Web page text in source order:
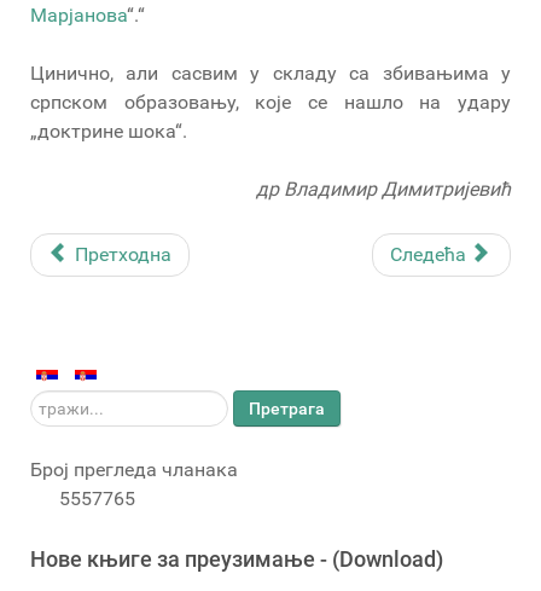
Марјанова“.“
Цинично, али сасвим у складу са збивањима у
српском образовању, које се нашло на удару
„доктрине шока“.
др Владимир Димитријевић
Претходна Следећа
тражи... Претрага
Број прегледа чланака
5557765
Новe књигe за преузимање - (Download)